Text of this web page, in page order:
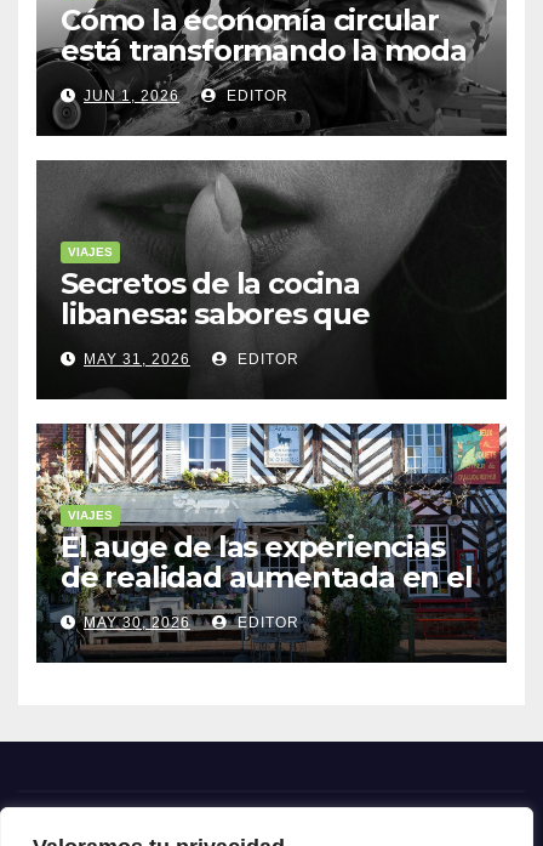
Cómo la economía circular
está transformando la moda
sostenible
JUN 1, 2026 EDITOR
VIAJES
Secretos de la cocina
libanesa: sabores que
cuentan historias
MAY 31, 2026 EDITOR
VIAJES
El auge de las experiencias
de realidad aumentada en el
turismo
MAY 30, 2026 EDITOR